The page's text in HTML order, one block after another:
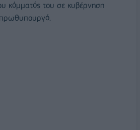
κόμματός του σε κυβέρνηση